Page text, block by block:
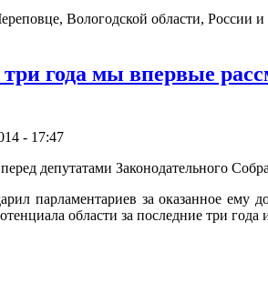
Вологодской области, России
года мы впервые
- 17:47
депутатами Законодательного
парламентариев за оказанное ему
области за последние три